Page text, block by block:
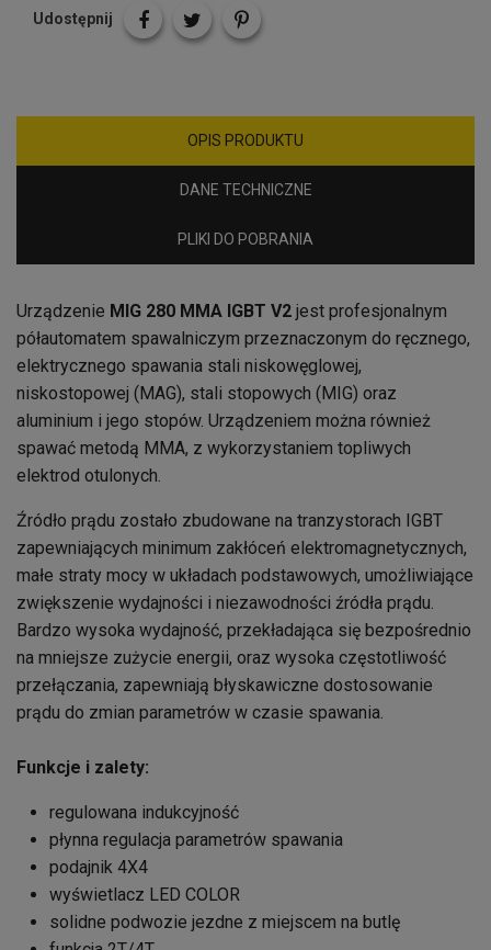
Udostępnij
OPIS PRODUKTU
DANE TECHNICZNE
PLIKI DO POBRANIA
Urządzenie MIG 280 MMA IGBT V2 jest profesjonalnym
półautomatem spawalniczym przeznaczonym do ręcznego,
elektrycznego spawania stali niskowęglowej,
niskostopowej (MAG), stali stopowych (MIG) oraz
aluminium i jego stopów. Urządzeniem można również
spawać metodą MMA, z wykorzystaniem topliwych
elektrod otulonych.
Źródło prądu zostało zbudowane na tranzystorach IGBT
zapewniających minimum zakłóceń elektromagnetycznych,
małe straty mocy w układach podstawowych, umożliwiające
zwiększenie wydajności i niezawodności źródła prądu.
Bardzo wysoka wydajność, przekładająca się bezpośrednio
na mniejsze zużycie energii, oraz wysoka częstotliwość
przełączania, zapewniają błyskawiczne dostosowanie
prądu do zmian parametrów w czasie spawania.
Funkcje i zalety:
regulowana indukcyjność
płynna regulacja parametrów spawania
podajnik 4X4
wyświetlacz LED COLOR
solidne podwozie jezdne z miejscem na butlę